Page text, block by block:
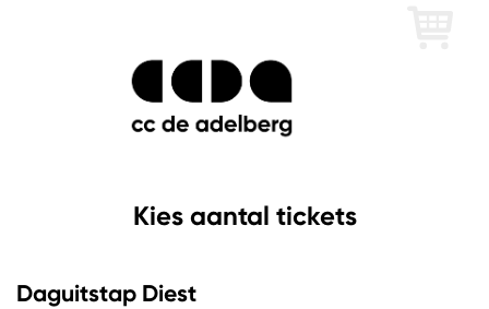
Kies aantal tickets
Daguitstap Diest